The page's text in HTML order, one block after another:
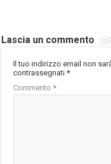
Lascia un commento
Il tuo indirizzo email non
contrassegnati*
Commento*